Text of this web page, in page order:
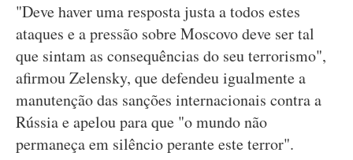
"Deve haver uma resposta justa a todos estes
ataques e a pressão sobre Moscovo deve ser tal
que sintam as consequências do seu terrorismo",
afirmou Zelensky, que defendeu igualmente a
manutenção das sanções internacionais contra a
Rússia e apelou para que "o mundo não
permaneça em silêncio perante este terror".